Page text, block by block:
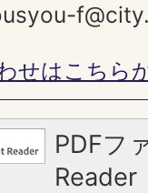
せはこちら
PDFフ
Reader